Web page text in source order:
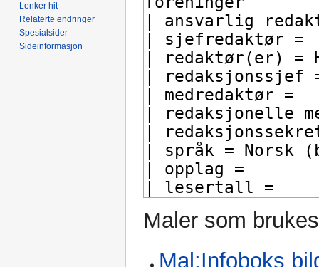
Maler som
Mal:Infoboks
Lenker hit
Relaterte endringer
Spesialsider
Sideinformasjon